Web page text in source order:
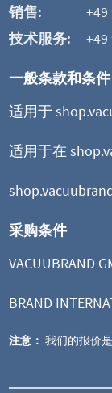
销售:
+49
技术服务:
+49
一般条款和条件
适用于
适用于在
采购条件
VACUUBRAND
BRAND
注意： 我们的报价